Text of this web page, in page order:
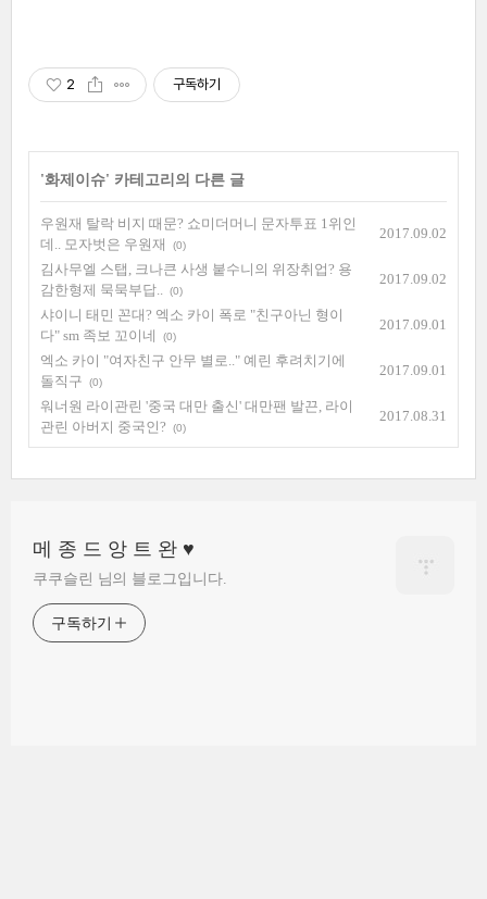
2 구독하기
'화제이슈' 카테고리의 다른 글
우원재 탈락 비지 때문? 쇼미더머니 문자투표 1위인
데.. 모자벗은 우원재
(0)
2017.09.02
김사무엘 스탭, 크나큰 사생 붙수니의 위장취업? 용
감한형제 묵묵부답..
(0)
2017.09.02
샤이니 태민 꼰대? 엑소 카이 폭로 "친구아닌 형이
다" sm 족보 꼬이네
(0)
2017.09.01
엑소 카이 "여자친구 안무 별로.." 예린 후려치기에
돌직구
(0)
2017.09.01
워너원 라이관린 '중국 대만 출신' 대만팬 발끈, 라이
관린 아버지 중국인?
(0)
2017.08.31
메 종 드 앙 트 완 ♥
쿠쿠슬린 님의 블로그입니다.
구독하기